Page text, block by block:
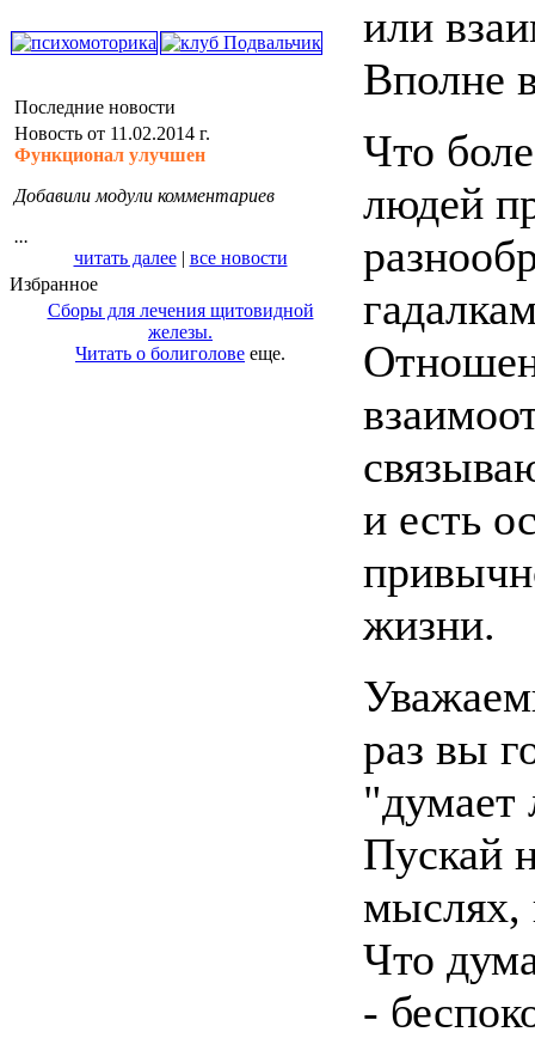
Последние новости
Новость от 11.02.2014 г.
Функционал улучшен
Добавили модули комментариев
...
читать далее| все новости
Избранное
Сборы для лечения щитовидной
железы.
Читать о болиголове еще.
или
Вполне
Что
людей
и есть
жизни.
раз вы
"думает
Пускай
мыслях,
Что
-